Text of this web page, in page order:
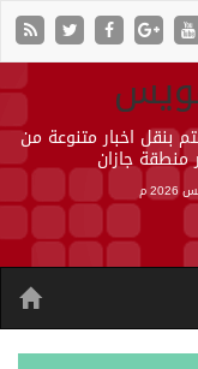
بنقل اخبار متنوعة من
منطقة جازان